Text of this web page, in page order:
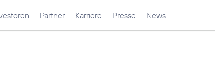
Partner Karriere Presse News